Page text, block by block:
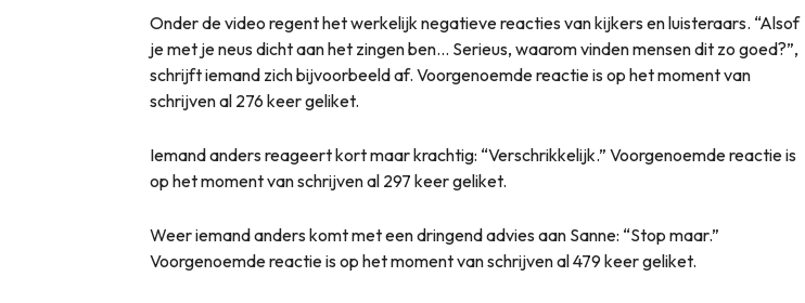
Onder de video regent het werkelijk negatieve reacties van kijkers en luisteraars. “Alsof
je met je neus dicht aan het zingen ben… Serieus, waarom vinden mensen dit zo goed?”,
schrijft iemand zich bijvoorbeeld af. Voorgenoemde reactie is op het moment van
schrijven al 276 keer geliket.
Iemand anders reageert kort maar krachtig: “Verschrikkelijk.” Voorgenoemde reactie is
op het moment van schrijven al 297 keer geliket.
Weer iemand anders komt met een dringend advies aan Sanne: “Stop maar.”
Voorgenoemde reactie is op het moment van schrijven al 479 keer geliket.